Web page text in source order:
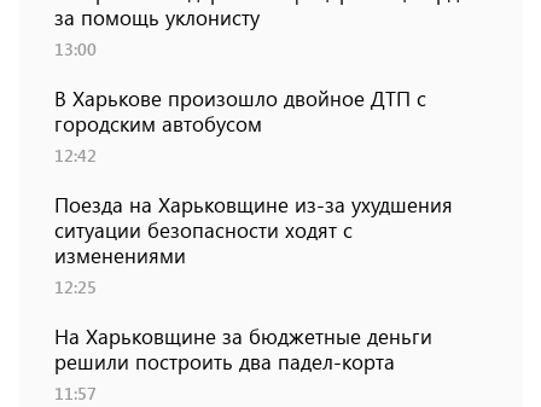
за помощь уклонисту
13:00
В Харькове произошло двойное ДТП с
городским автобусом
12:42
Поезда на Харьковщине из-за ухудшения
ситуации безопасности ходят с
изменениями
12:25
На Харьковщине за бюджетные деньги
решили построить два падел-корта
11:57